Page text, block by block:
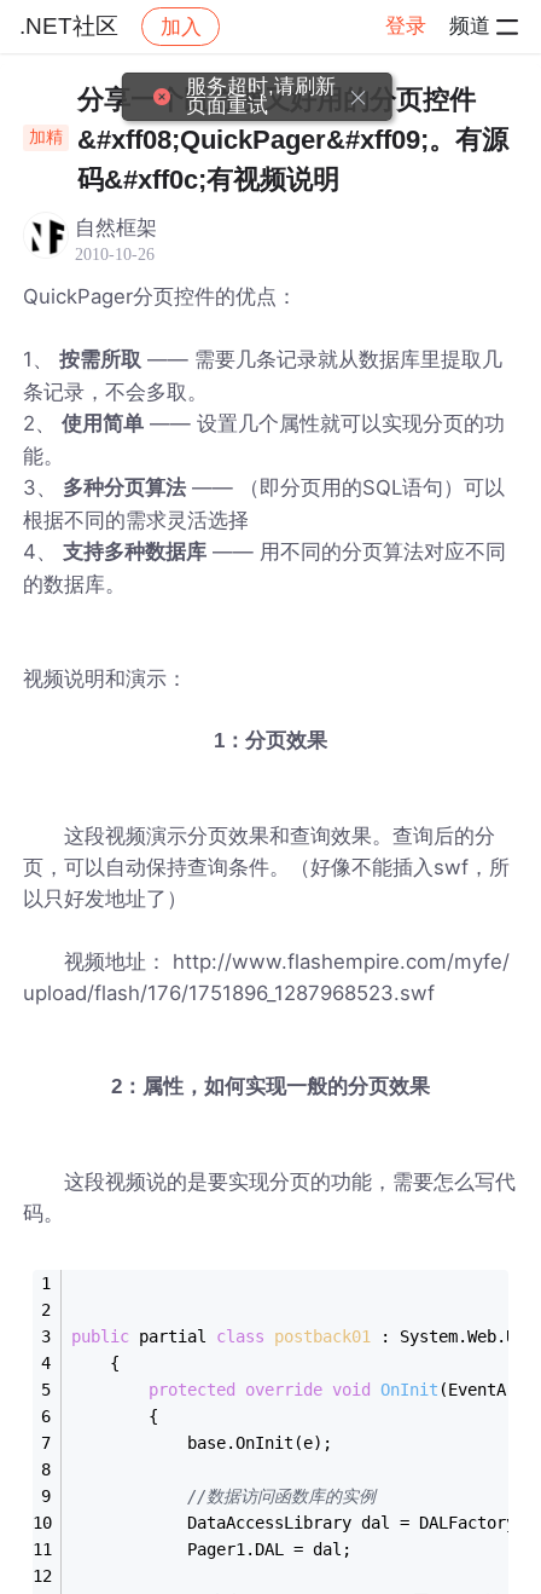
.NET社区 加入 登录 频道
.NET社区 帖子详情
加精
分享一个既方便又好用的分页控件
&#xff08;QuickPager&#xff09;。有源
码&#xff0c;有视频说明
自然框架
2010-10-26
QuickPager分页控件的优点：
1、按需所取 —— 需要几条记录就从数据库里提取几
条记录，不会多取。
2、使用简单 —— 设置几个属性就可以实现分页的功
能。
3、 多种分页算法 —— （即分页用的SQL语句）可以
根据不同的需求灵活选择
4、支持多种数据库 —— 用不同的分页算法对应不同
的数据库。
视频说明和演示：
1：分页效果
这段视频演示分页效果和查询效果。查询后的分
页，可以自动保持查询条件。（好像不能插入swf，所
以只好发地址了）
视频地址： http://www.flashempire.com/myfe/
upload/flash/176/1751896_1287968523.swf
2：属性，如何实现一般的分页效果
这段视频说的是要实现分页的功能，需要怎么写代
码。
public partial class postback01 :
    {
protected
override void OnInit
        {
            base.OnInit(e);
//数据访问函数库的实例
DataAccessLibrary dal =
            Pager1.DAL = dal;
服务超时,请刷新
页面重试